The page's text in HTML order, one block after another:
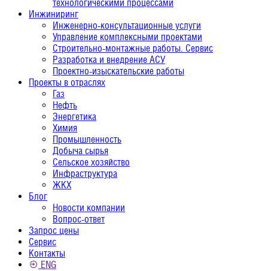
технологическими процессами
Инжиниринг
Инженерно-консультационные услуги
Управление комплексными проектами
Строительно-монтажные работы. Сервис
Разработка и внедрение АСУ
Проектно-изыскательские работы
Проекты в отраслях
Газ
Нефть
Энергетика
Химия
Промышленность
Добыча сырья
Сельское хозяйство
Инфраструктура
ЖКХ
Блог
Новости компании
Вопрос-ответ
Запрос цены
Сервис
Контакты
ENG